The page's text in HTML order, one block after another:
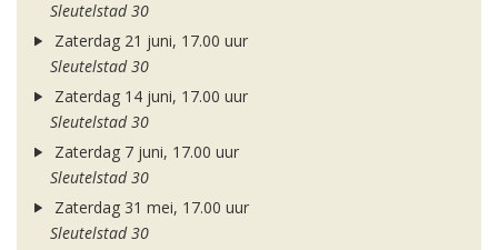
Sleutelstad 30
Zaterdag 21 juni, 17.00 uur
Sleutelstad 30
Zaterdag 14 juni, 17.00 uur
Sleutelstad 30
Zaterdag 7 juni, 17.00 uur
Sleutelstad 30
Zaterdag 31 mei, 17.00 uur
Sleutelstad 30